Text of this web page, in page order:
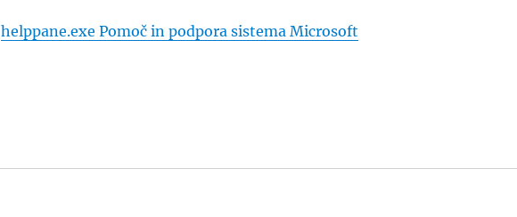
helppane.exe Pomoč in podpora sistema Microsoft